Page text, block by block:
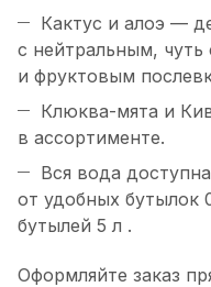
Кактус и алоэ —
с нейтральным,
и фруктовым
Клюква-мята и
в ассортименте.
Вся вода
от удобных бутылок
бутылей 5 л .
Оформляйте заказ